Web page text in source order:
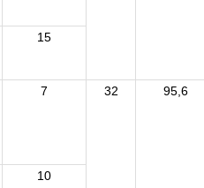
15
7 32 95,6
10